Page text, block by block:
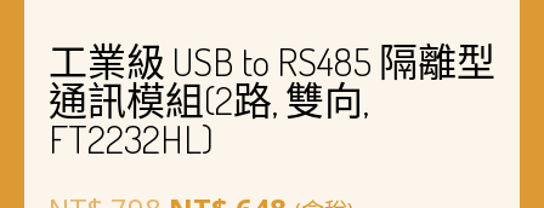
工業級 USB to RS485 隔離型
通訊模組(2路, 雙向,
FT2232HL)